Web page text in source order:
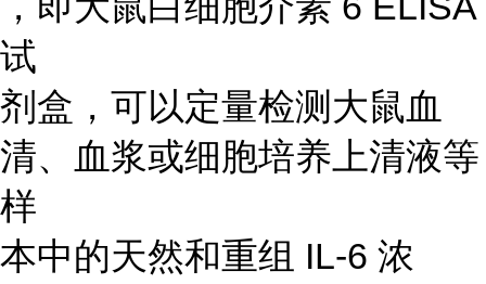
试
剂盒，可以定量检测大鼠血
清、血浆或细胞培养上清液等
样
本中的天然和重组 IL-6 浓